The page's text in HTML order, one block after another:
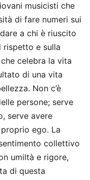
musicisti che
di fare numeri sui
a chi è riuscito
rispetto e sulla
celebra la vita
di una vita
Non c’è
persone; serve
serve avere
ego. La
collettivo
umiltà e rigore,
di questa